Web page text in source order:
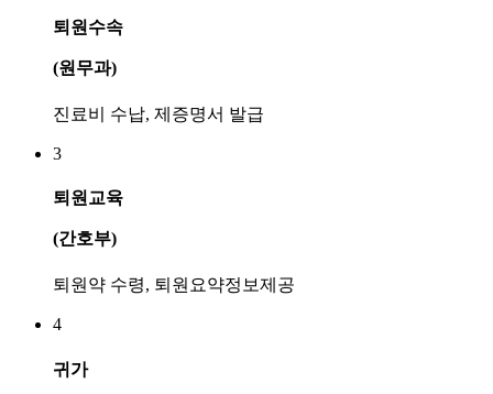
퇴원수속
(원무과)
진료비 수납, 제증명서 발급
3
퇴원교육
(간호부)
퇴원약 수령, 퇴원요약정보제공
4
귀가